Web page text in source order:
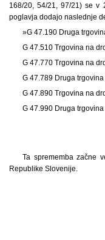
168/20, 54/21, 97/21) se v
poglavja dodajo naslednje
»G 47.190 Druga
G 47.510 Trgovina na
G 47.770 Trgovina na
G 47.789 Druga
G 47.890 Trgovina na
G 47.990 Druga
Ta sprememba začne
Republike Slovenije.